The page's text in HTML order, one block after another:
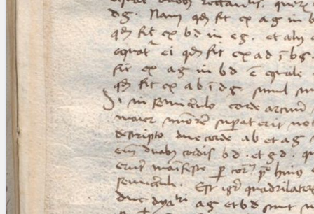
Arabic Works
Arabic Manuscripts
Latin Works
Latin Manuscripts
Latin Early Prints
Images
Texts
betaGlossary